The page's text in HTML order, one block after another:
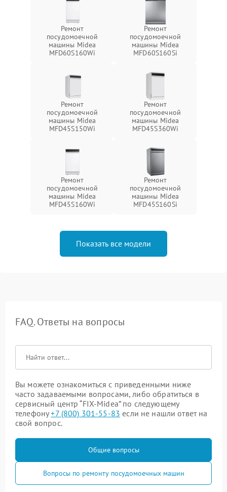
Ремонт
посудомоечной
машины Midea
MFD60S160Wi
Ремонт
посудомоечной
машины Midea
MFD60S160Si
Ремонт
посудомоечной
машины Midea
MFD45S150Wi
Ремонт
посудомоечной
машины Midea
MFD45S360Wi
Ремонт
посудомоечной
машины Midea
MFD45S160Wi
Ремонт
посудомоечной
машины Midea
MFD45S160Si
Показать все модели
FAQ. Ответы на вопросы
Вы можете ознакомиться с приведенными ниже
часто задаваемыми вопросами, либо обратиться в
сервисный центр “FIX-Midea” по следующему
телефону+7 (800) 301-55-83 если не нашли ответ на
свой вопрос.
Общие вопросы
Вопросы по ремонту посудомоечных машин